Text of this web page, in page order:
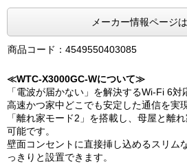
メーカー情報ページ
商品コード：4549550403085
≪WTC-X3000GC-Wについて≫
「電波が届かない」を解決するWi-Fi 6対
高速かつ家中どこでも安定した通信を実
「離れ家モード2」を搭載し、母屋と離
可能です。
壁面コンセントに直接挿し込めるスリム
っきりと設置できます。